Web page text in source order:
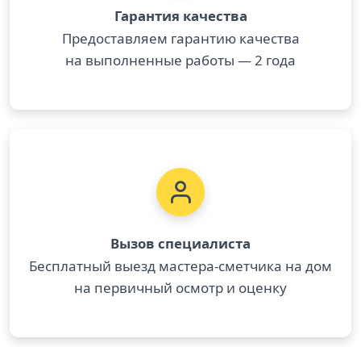
Гарантия качества
Предоставляем гарантию качества
на выполненные работы — 2 года
Вызов специалиста
Бесплатный выезд мастера-сметчика на дом
на первичный осмотр и оценку